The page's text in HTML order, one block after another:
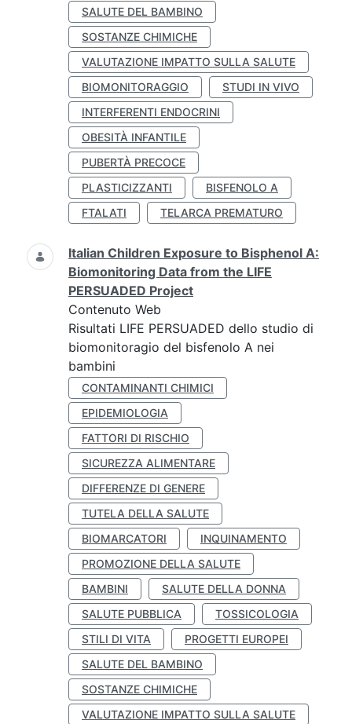
SALUTE DEL BAMBINO
SOSTANZE CHIMICHE
VALUTAZIONE IMPATTO SULLA SALUTE
BIOMONITORAGGIO
STUDI IN VIVO
INTERFERENTI ENDOCRINI
OBESITÀ INFANTILE
PUBERTÀ PRECOCE
PLASTICIZZANTI
BISFENOLO A
FTALATI
TELARCA PREMATURO
Italian Children Exposure to Bisphenol A:
Biomonitoring Data from the LIFE
PERSUADED Project
Contenuto Web
Risultati LIFE PERSUADED dello studio di
biomonitoragio del bisfenolo A nei
bambini
CONTAMINANTI CHIMICI
EPIDEMIOLOGIA
FATTORI DI RISCHIO
SICUREZZA ALIMENTARE
DIFFERENZE DI GENERE
TUTELA DELLA SALUTE
BIOMARCATORI
INQUINAMENTO
PROMOZIONE DELLA SALUTE
BAMBINI
SALUTE DELLA DONNA
SALUTE PUBBLICA
TOSSICOLOGIA
STILI DI VITA
PROGETTI EUROPEI
SALUTE DEL BAMBINO
SOSTANZE CHIMICHE
VALUTAZIONE IMPATTO SULLA SALUTE